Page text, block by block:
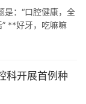
是：“口腔健康，全
” **好牙，吃嘛嘛
科开展首例种